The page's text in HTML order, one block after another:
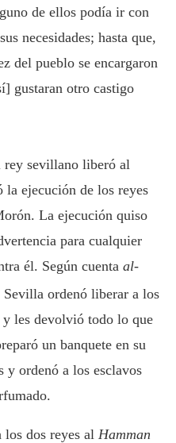
de ellos podía ir con
necesidades; hasta que,
del pueblo se encargaron
gustaran otro castigo
rey sevillano liberó al
la ejecución de los reyes
La ejecución quiso
para cualquier
él. Según cuenta al-
Sevilla ordenó liberar a los
les devolvió todo lo que
un banquete en su
y ordenó a los esclavos
los dos reyes al Hamman